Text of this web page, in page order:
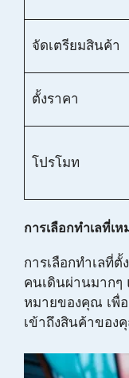
จัดเตรียมสินค้า
ตั้งราคา
โปรโมท
การเลือกทำเลที่เ
การเลือกทำเลที่
คนเดินผ่านมากๆ
หมายของคุณ เพื่
เข้าถึงสินค้าของ